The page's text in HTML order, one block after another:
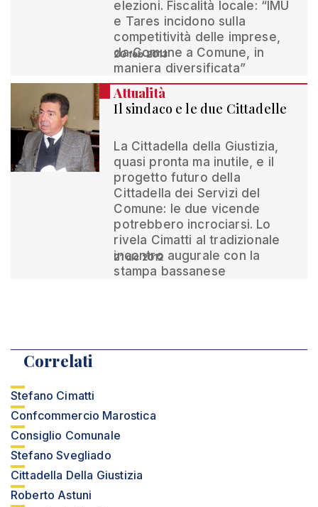
elezioni. Fiscalità locale: “IMU
e Tares incidono sulla
competitività delle imprese,
da Comune a Comune, in
maniera diversificata”
20 feb 2013
Attualità
Il sindaco e le due Cittadelle
La Cittadella della Giustizia,
quasi pronta ma inutile, e il
progetto futuro della
Cittadella dei Servizi del
Comune: le due vicende
potrebbero incrociarsi. Lo
rivela Cimatti al tradizionale
incontro augurale con la
stampa bassanese
21 dic 2012
Correlati
Stefano Cimatti
Confcommercio Marostica
Consiglio Comunale
Stefano Svegliado
Cittadella Della Giustizia
Roberto Astuni